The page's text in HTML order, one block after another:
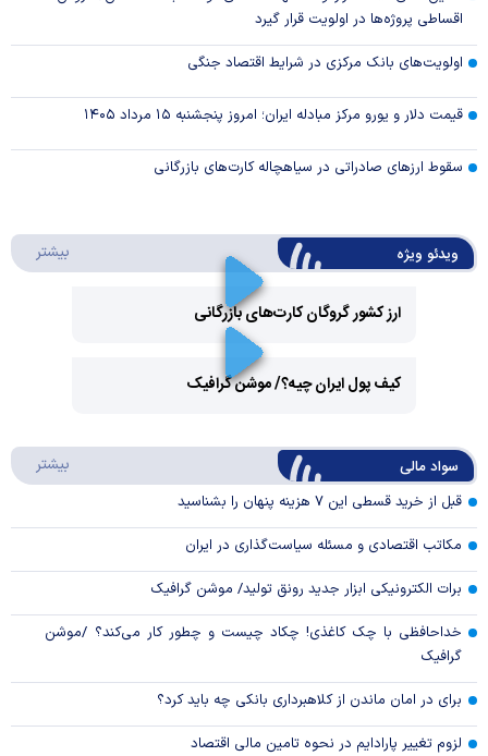
اقساطی پروژه‌ها در اولویت قرار گیرد
اولویت‌های بانک مرکزی در شرایط اقتصاد جنگی
قیمت دلار و یورو مرکز مبادله ایران؛ امروز پنجشنبه ۱۵ مرداد ۱۴۰۵
سقوط ارزهای صادراتی در سیاهچاله کارت‌های بازرگانی
ویدئو ویژه بیشتر
ارز کشور گروگان کارت‌های بازرگانی
Video
کیف پول ایران چیه؟/ موشن گرافیک
سواد مالی بیشتر
قبل از خرید قسطی این ۷ هزینه پنهان را بشناسید
مکاتب اقتصادی و مسئله سیاست‌گذاری در ایران
برات الکترونیکی ابزار جدید رونق تولید/ موشن گرافیک
خداحافظی با چک کاغذی! چکاد چیست و چطور کار می‌کند؟ /موشن
گرافیک
برای در امان ماندن از کلاهبرداری بانکی چه باید کرد؟
لزوم تغییر پارادایم در نحوه تامین مالی اقتصاد